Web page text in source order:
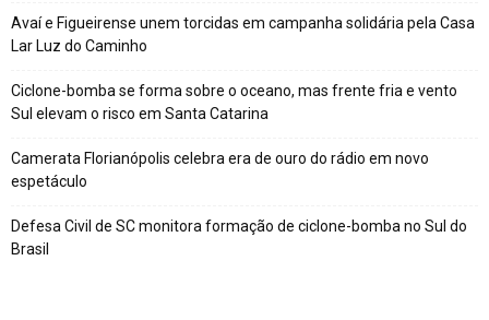
Avaí e Figueirense unem torcidas em campanha solidária pela Casa
Lar Luz do Caminho
Ciclone-bomba se forma sobre o oceano, mas frente fria e vento
Sul elevam o risco em Santa Catarina
Camerata Florianópolis celebra era de ouro do rádio em novo
espetáculo
Defesa Civil de SC monitora formação de ciclone-bomba no Sul do
Brasil